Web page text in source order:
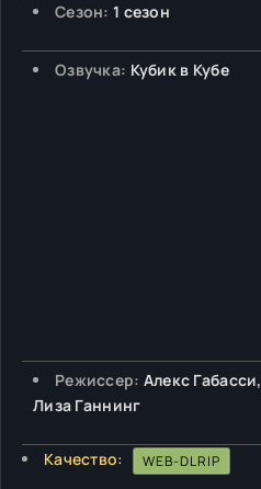
Сезон: 1 сезон
Озвучка: Кубик в Кубе
Режиссер: Алекс Габасси,
Лиза Ганнинг
Качество:
WEB-DLRIP